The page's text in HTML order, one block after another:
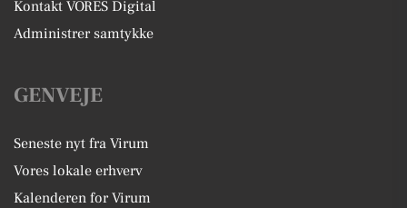
Kontakt VORES Digital
Administrer samtykke
GENVEJE
Seneste nyt fra Virum
Vores lokale erhverv
Kalenderen for Virum